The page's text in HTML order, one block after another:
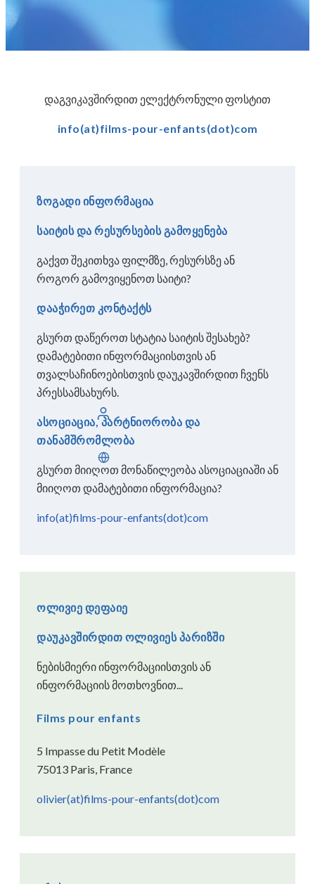
შესვლა
ქართული
დაგვიკავშირდით ელექტრონული ფოსტით
info(at)films-pour-enfants(dot)com
ზოგადი ინფორმაცია
საიტის და რესურსების გამოყენება
გაქვთ შეკითხვა ფილმზე, რესურსზე ან
როგორ გამოვიყენოთ საიტი?
დააჭირეთ კონტაქტს
გსურთ დაწეროთ სტატია საიტის შესახებ?
დამატებითი ინფორმაციისთვის ან
თვალსაჩინოებისთვის დაუკავშირდით ჩვენს
პრესსამსახურს.
ასოციაცია, პარტნიორობა და
თანამშრომლობა
გსურთ მიიღოთ მონაწილეობა ასოციაციაში ან
მიიღოთ დამატებითი ინფორმაცია?
info(at)films-pour-enfants(dot)com
ოლივიე დეფაიე
დაუკავშირდით ოლივიეს პარიზში
ნებისმიერი ინფორმაციისთვის ან
ინფორმაციის მოთხოვნით...
Films pour enfants
5 Impasse du Petit Modèle
75013 Paris, France
olivier(at)films-pour-enfants(dot)com